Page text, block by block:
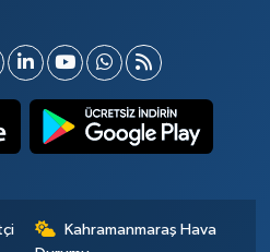
Kahramanmaraş Hava